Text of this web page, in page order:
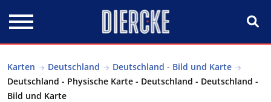
Karten Deutschland
Deutschland - Bild und Karte
Deutschland - Physische Karte - Deutschland - Deutschland -
Bild und Karte